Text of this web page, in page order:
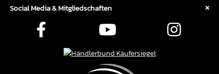
Social Media & Mitgliedschaften